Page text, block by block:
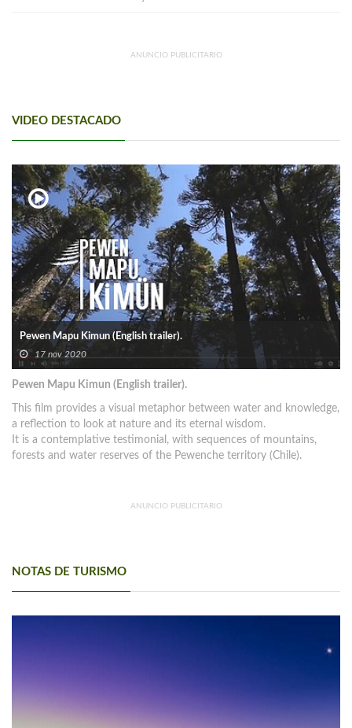
ANUNCIO PUBLICITARIO
VIDEO DESTACADO
Pewen Mapu Kimun (English trailer).
17 nov 2020
Pewen Mapu Kimun (English trailer).
This film provides a visual metaphor between water and knowledge,
a reflection to look at nature and its eternal wisdom.
It is a contemplative testimonial, with sequences of mountains,
forests and water reserves of the Pewenche territory (Chile).
ANUNCIO PUBLICITARIO
NOTAS DE TURISMO